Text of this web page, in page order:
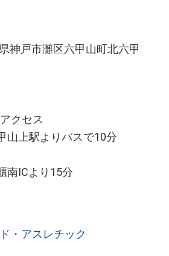
神戸市灘区六甲山町北六甲
クセス
山上駅よりバスで10分
南ICより15分
・アスレチック